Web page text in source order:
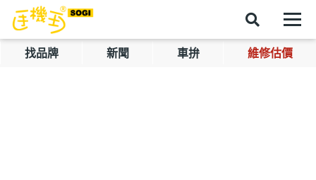
找品牌 新聞 車拚 維修估價